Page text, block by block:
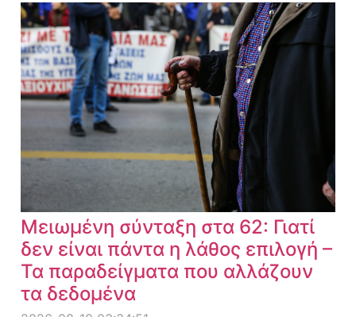
Μειωμένη σύνταξη στα 62: Γιατί
δεν είναι πάντα η λάθος επιλογή –
Τα παραδείγματα που αλλάζουν
τα δεδομένα